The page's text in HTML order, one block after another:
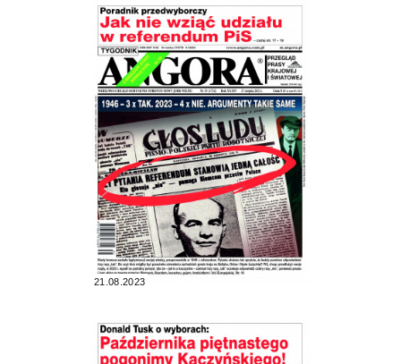
21.08.2023